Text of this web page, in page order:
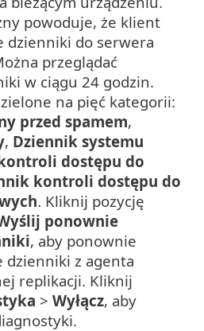
powoduje, że klient
dzienniki do serwera
przeglądać
w ciągu 24 godzin.
na pięć kategorii:
przed spamem,
, Dziennik systemu
dostępu do
kontroli dostępu do
. Kliknij pozycję
ponownie
, aby ponownie
dzienniki z agenta
replikacji. Kliknij
> Wyłącz, aby